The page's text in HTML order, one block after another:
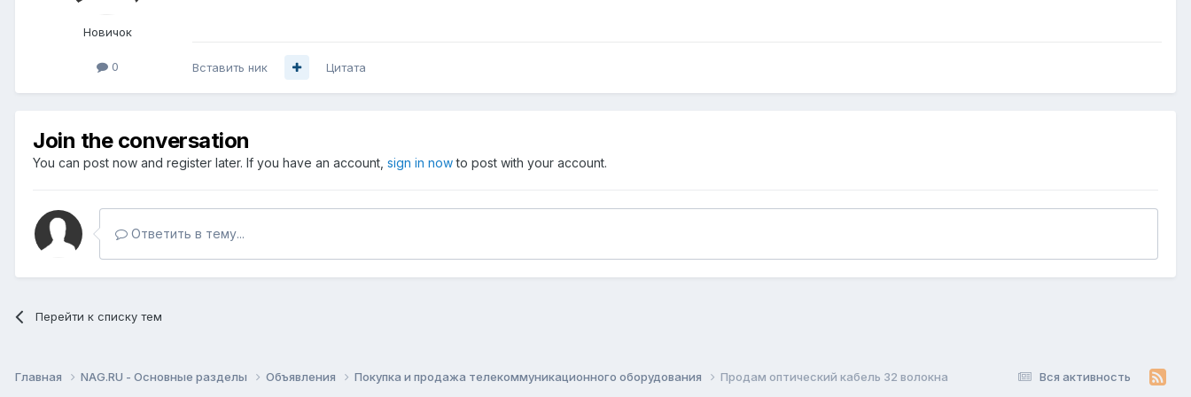
Новичок
0 Вставить ник Цитата
Join the conversation
You can post now and register later. If you have an account, sign in nowto post with your account.
Ответить в тему...
Перейти к списку тем
Вся активность
Главная NAG.RU - Основные разделы Объявления Покупка и продажа телекоммуникационного оборудования Продам оптический кабель 32 волокна